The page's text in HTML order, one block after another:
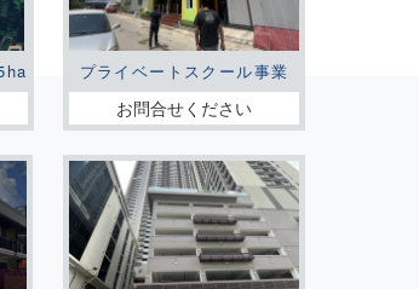
プライベートスクール事業
お問合せください